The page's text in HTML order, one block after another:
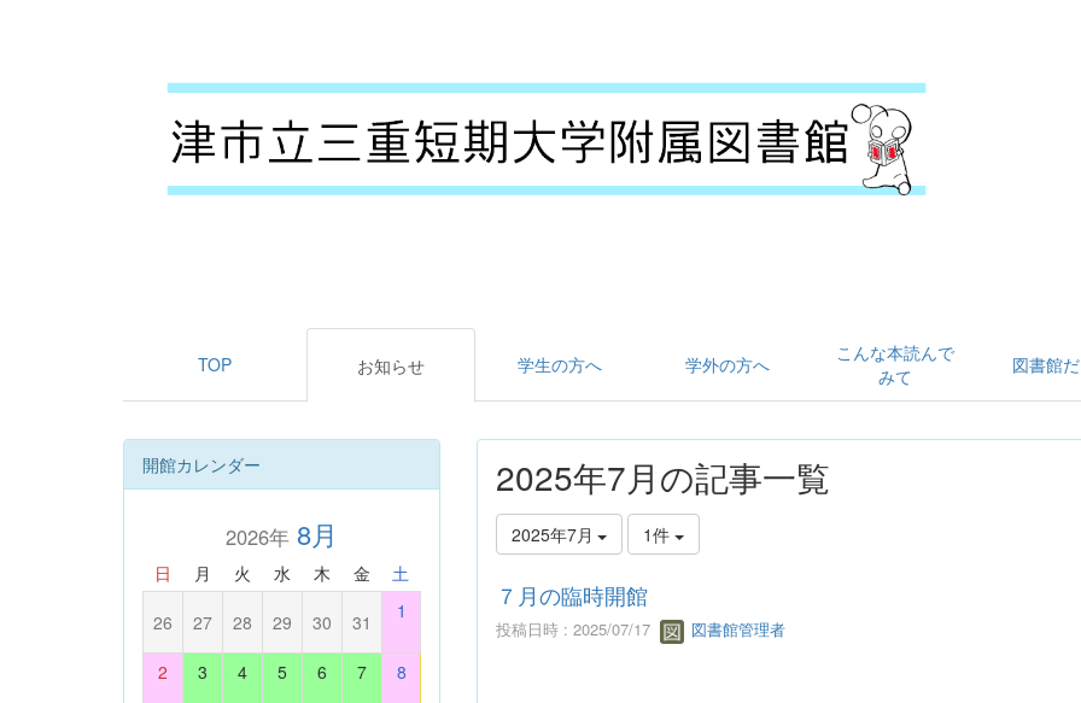
TOP お知らせ 学生の方へ 学外の方へ
こんな本読んで
みて
図書館
2025年7月の記事一覧
2025年7月 1件
７月の臨時開館
投稿日時 : 2025/07/17 図書館管理者
開館カレンダー
2026年8月
日 月 火 水 木 金 土
26 27 28 29 30 31 1
2 3 4 5 6 7 8